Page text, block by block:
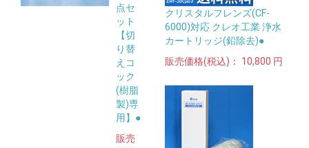
点セ
ット
【切
り替
えコ
ック
(樹脂
製)専
用】●
販売
クリスタルフレンズ(CF-
6000)対応 クレオ工業 浄水
カートリッジ(鉛除去)●
販売価格(税込)：
10,800 円